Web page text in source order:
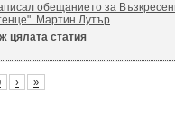
обещанието за
Мартин Лутър
цялата статия
› »